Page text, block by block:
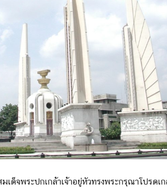
เด็จพระปกเกล้าเจ้าอยู่หัวทรงพระกรุณาโปรดเ